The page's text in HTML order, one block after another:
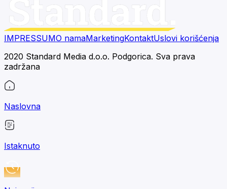
IMPRESSUMO namaMarketingKontaktUslovi korišćenja
2020 Standard Media d.o.o. Podgorica. Sva prava
zadržana
Naslovna
Istaknuto